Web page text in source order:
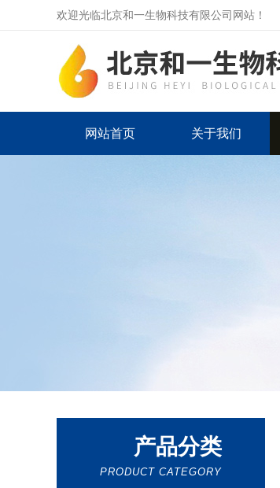
欢迎光临北京和一生物科技有限公司网站！
网站首页 关于我们
产品分类
PRODUCT CATEGORY